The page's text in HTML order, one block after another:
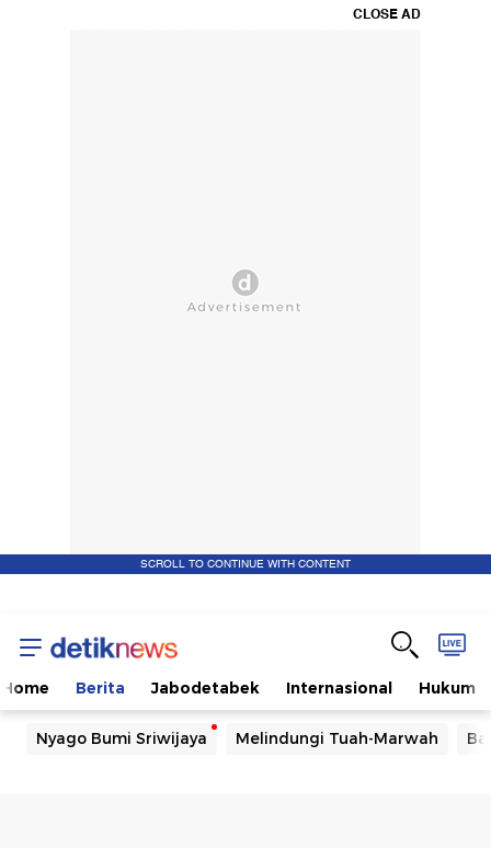
CLOSE AD
SCROLL TO CONTINUE WITH CONTENT
Home Berita Jabodetabek Internasional Hukum
Nyago Bumi Sriwijaya Melindungi Tuah-Marwah